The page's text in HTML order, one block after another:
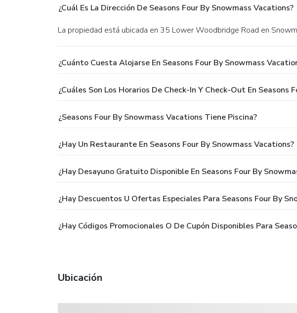
¿Cuál Es La Dirección De Seasons Four By Snowmass Vacations?
La propiedad está ubicada en 35 Lower Woodbridge Road en
¿Cuánto Cuesta Alojarse En Seasons Four By Snowmass
¿Cuáles Son Los Horarios De Check-In Y Check-Out En Seasons
¿Seasons Four By Snowmass Vacations Tiene Piscina?
¿Hay Un Restaurante En Seasons Four By Snowmass Vacations?
¿Hay Desayuno Gratuito Disponible En Seasons Four By
¿Hay Descuentos U Ofertas Especiales Para Seasons Four By
¿Hay Códigos Promocionales O De Cupón Disponibles Para
Ubicación